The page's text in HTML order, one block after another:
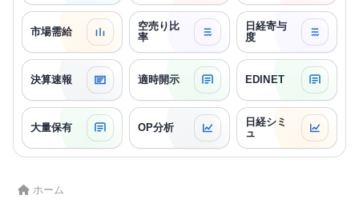
市場需給
空売り比
率
日経寄与
度
決算速報 適時開示 EDINET
大量保有 OP分析
日経シミ
ュ
ホーム